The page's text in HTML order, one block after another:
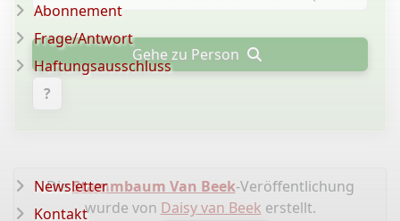
Gehe zu Person
?
DieStammbaum Van Beek-Veröffentlichung
wurde von Daisy van Beek erstellt.
Abonnement
Frage/Antwort
Haftungsausschluss
Newsletter
Kontakt